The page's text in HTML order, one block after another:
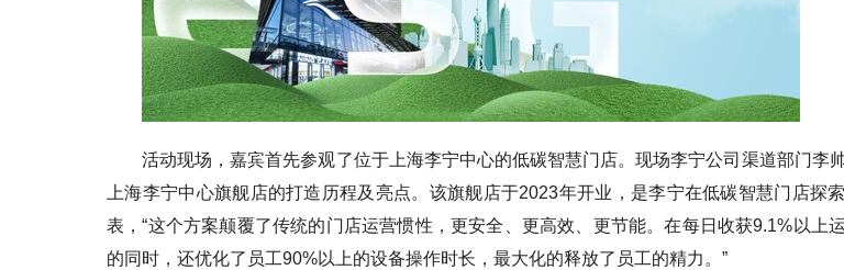
活动现场，嘉宾首先参观了位于上海李宁中心的低碳智慧门店。现场李宁公司渠道部门李
上海李宁中心旗舰店的打造历程及亮点。该旗舰店于2023年开业，是李宁在低碳智慧门店探
表，“这个方案颠覆了传统的门店运营惯性，更安全、更高效、更节能。在每日收获9.1%以上
的同时，还优化了员工90%以上的设备操作时长，最大化的释放了员工的精力。”